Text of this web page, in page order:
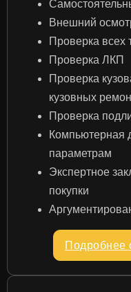
Внешний
Проверка всех
Проверка ЛКП
Проверка
кузовных
Проверка
Компьютерная
параметрам
Экспертное
покупки
Подробнее